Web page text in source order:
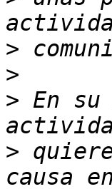
>
>
> En
>